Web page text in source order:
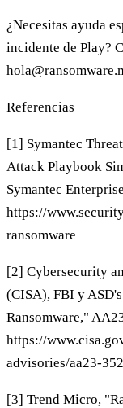
¿Necesitas ayuda
incidente de Play?
Referencias
[1] Symantec
Attack Playbook
Symantec
https://
ransomware
[2] Cybersecurity
(CISA), FBI y
Ransomware,"
https://
advisories/aa23-
[3] Trend Micro,